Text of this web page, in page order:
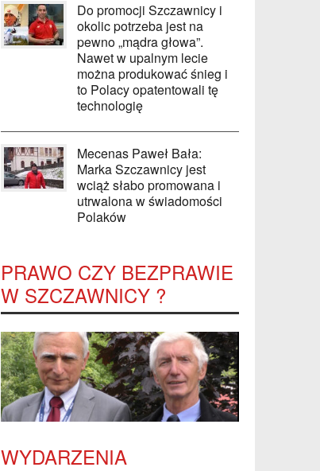
Do promocji Szczawnicy i
okolic potrzeba jest na
pewno „mądra głowa”.
Nawet w upalnym lecie
można produkować śnieg i
to Polacy opatentowali tę
technologię
Mecenas Paweł Bała:
Marka Szczawnicy jest
wciąż słabo promowana i
utrwalona w świadomości
Polaków
PRAWO CZY BEZPRAWIE
W SZCZAWNICY ?
WYDARZENIA